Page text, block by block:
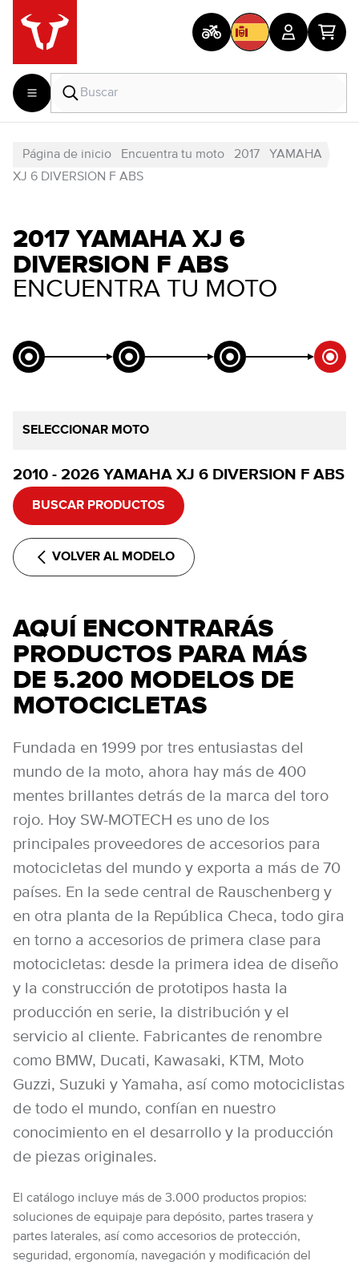
Página de inicio Encuentra tu moto 2017
YAMAHA
XJ 6 DIVERSION F ABS
2017 YAMAHA XJ 6
DIVERSION F ABS
ENCUENTRA TU MOTO
SELECCIONAR MOTO
2010 - 2026 YAMAHA XJ 6 DIVERSION F ABS
BUSCAR PRODUCTOS
VOLVER AL MODELO
AQUÍ ENCONTRARÁS
PRODUCTOS PARA MÁS
DE 5.200 MODELOS DE
MOTOCICLETAS
Fundada en 1999 por tres entusiastas del
mundo de la moto, ahora hay más de 400
mentes brillantes detrás de la marca del toro
rojo. Hoy SW-MOTECH es uno de los
principales proveedores de accesorios para
motocicletas del mundo y exporta a más de 70
países. En la sede central de Rauschenberg y
en otra planta de la República Checa, todo gira
en torno a accesorios de primera clase para
motocicletas: desde la primera idea de diseño
y la construcción de prototipos hasta la
producción en serie, la distribución y el
servicio al cliente. Fabricantes de renombre
como BMW, Ducati, Kawasaki, KTM, Moto
Guzzi, Suzuki y Yamaha, así como motociclistas
de todo el mundo, confían en nuestro
conocimiento en el desarrollo y la producción
de piezas originales.
El catálogo incluye más de 3.000 productos propios:
soluciones de equipaje para depósito, partes trasera y
partes laterales, así como accesorios de protección,
seguridad, ergonomía, navegación y modificación del